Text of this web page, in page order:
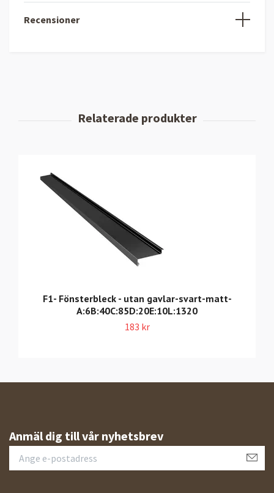
Recensioner
F1- Fönsterbleck - utan gavlar-svart-matt-
A:6B:40C:85D:20E:10L:1320
183 kr
Anmäl dig till vår nyhetsbrev